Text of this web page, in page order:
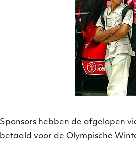
Sponsors hebben de afgelopen
betaald voor de Olympische